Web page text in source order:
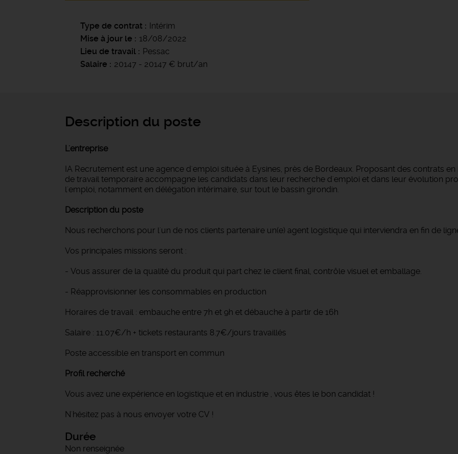
Type de contrat
Intérim
Mise à jour le
18/08/2022
Lieu de travail
Pessac
Salaire
20147 - 20147 € brut/an
Description du poste
L'entreprise
IA Recrutement est une agence d'emploi située à Eysines, près de Bordeaux. Proposant des contrats
de travail temporaire accompagne les candidats dans leur recherche d'emploi et dans leur évolution
l'emploi, notamment en délégation intérimaire, sur tout le bassin girondin.
Description du poste
Nous recherchons pour l'un de nos clients partenaire un(e) agent logistique qui interviendra en fin de
Vos principales missions seront :
- Vous assurer de la qualité du produit qui part chez le client final, contrôle visuel et emballage.
- Réapprovisionner les consommables en production
Horaires de travail : embauche entre 7h et 9h et débauche à partir de 16h
Salaire : 11.07€/h + tickets restaurants 8.7€/jours travaillés
Poste accessible en transport en commun
Profil recherché
Vous avez une expérience en logistique et en industrie , vous êtes le bon candidat !
N'hésitez pas à nous envoyer votre CV !
Durée
Non renseignée